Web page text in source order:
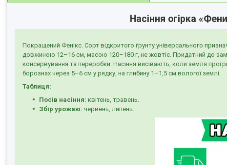
Насіння огірка
Покращений Фенікс. Сорт відкритого ґрунту універсального
довжиною 12–16 см, масою 120–180 г, не жовтіє. Придатний до
консервування та переробки. Насіння висівають, коли земля
борознах через 5–6 см у рядку, на глибину 1–1,5 см вологої землі.
Таблиця:
Посів насіння: квітень, травень.
Збір урожаю: червень, липень.